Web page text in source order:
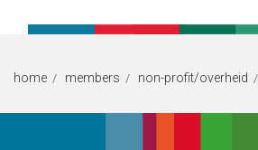
home / members / non-profit/overheid